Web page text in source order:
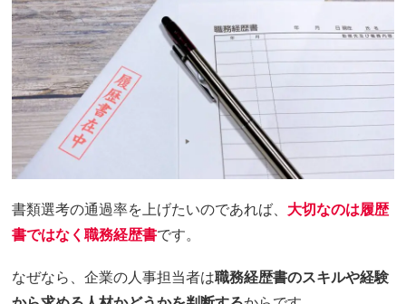
書類選考の通過率を上げたいのであれば、 大切なのは履歴
書ではなく職務経歴書です。
なぜなら、企業の人事担当者は職務経歴書のスキルや経験